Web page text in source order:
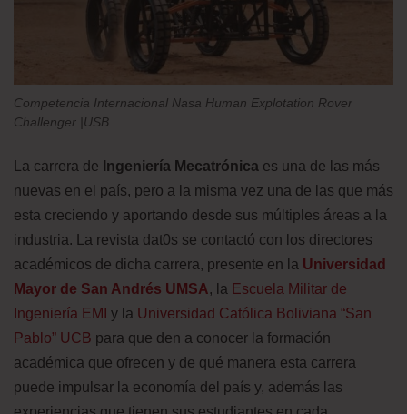
Competencia Internacional Nasa Human Explotation Rover
Challenger |USB
La carrera de Ingeniería Mecatrónica es una de las más
nuevas en el país, pero a la misma vez una de las que más
esta creciendo y aportando desde sus múltiples áreas a la
industria. La revista dat0s se contactó con los directores
académicos de dicha carrera, presente en la Universidad
Mayor de San Andrés UMSA, la Escuela Militar de
Ingeniería EMI y la Universidad Católica Boliviana “San
Pablo” UCB para que den a conocer la formación
académica que ofrecen y de qué manera esta carrera
puede impulsar la economía del país y, además las